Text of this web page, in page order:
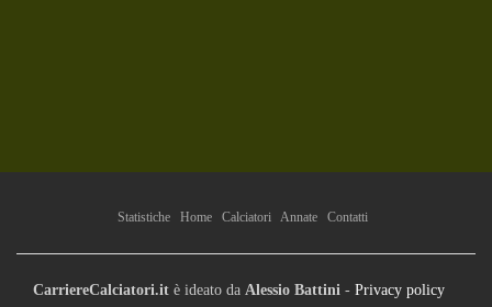
Statistiche Home Calciatori Annate Contatti
CarriereCalciatori.it è ideato da Alessio Battini - Privacy policy